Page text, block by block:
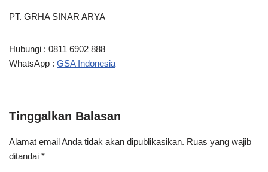
PT. GRHA SINAR ARYA
Hubungi : 0811 6902 888
WhatsApp : GSA Indonesia
Tinggalkan Balasan
Alamat email Anda tidak akan dipublikasikan. Ruas yang wajib
ditandai *